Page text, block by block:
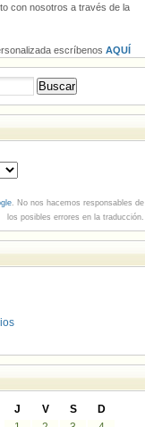
con nosotros a través de la
escríbenos AQUÍ
. No nos hacemos responsables de
los posibles errores en la traducción.
J V S
D